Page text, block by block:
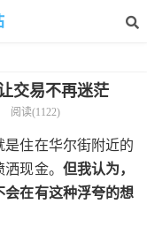
交易不再迷茫
阅读(1122)
是住在华尔街附近的
现金。 但我认为，
会在有这种浮夸的想